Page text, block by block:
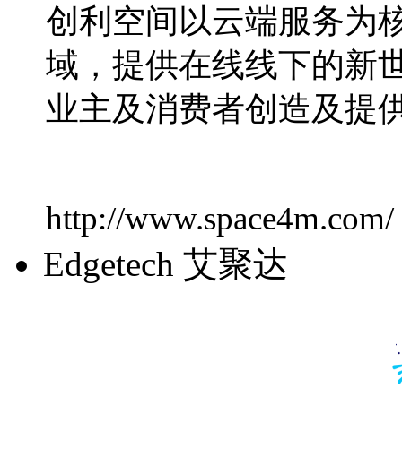
创利空间以云端服务为
域，提供在线线下的新
业主及消费者创造及提
http://www.space4m.com/
Edgetech 艾聚达